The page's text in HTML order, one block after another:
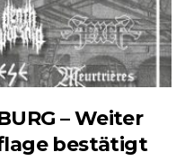
– Weiter
bestätigt